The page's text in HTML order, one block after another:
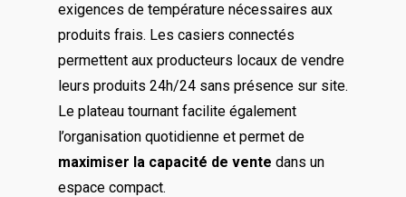
exigences de température nécessaires aux
produits frais. Les casiers connectés
permettent aux producteurs locaux de vendre
leurs produits 24h/24 sans présence sur site.
Le plateau tournant facilite également
l’organisation quotidienne et permet de
maximiser la capacité de vente dans un
espace compact.